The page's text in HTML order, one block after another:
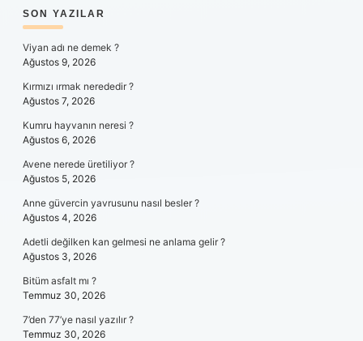
SIDEBAR
SON YAZILAR
Viyan adı ne demek ?
Ağustos 9, 2026
Kırmızı ırmak nerededir ?
Ağustos 7, 2026
Kumru hayvanın neresi ?
Ağustos 6, 2026
Avene nerede üretiliyor ?
Ağustos 5, 2026
Anne güvercin yavrusunu nasıl besler ?
Ağustos 4, 2026
Adetli değilken kan gelmesi ne anlama gelir ?
Ağustos 3, 2026
Bitüm asfalt mı ?
Temmuz 30, 2026
7’den 77’ye nasıl yazılır ?
Temmuz 30, 2026